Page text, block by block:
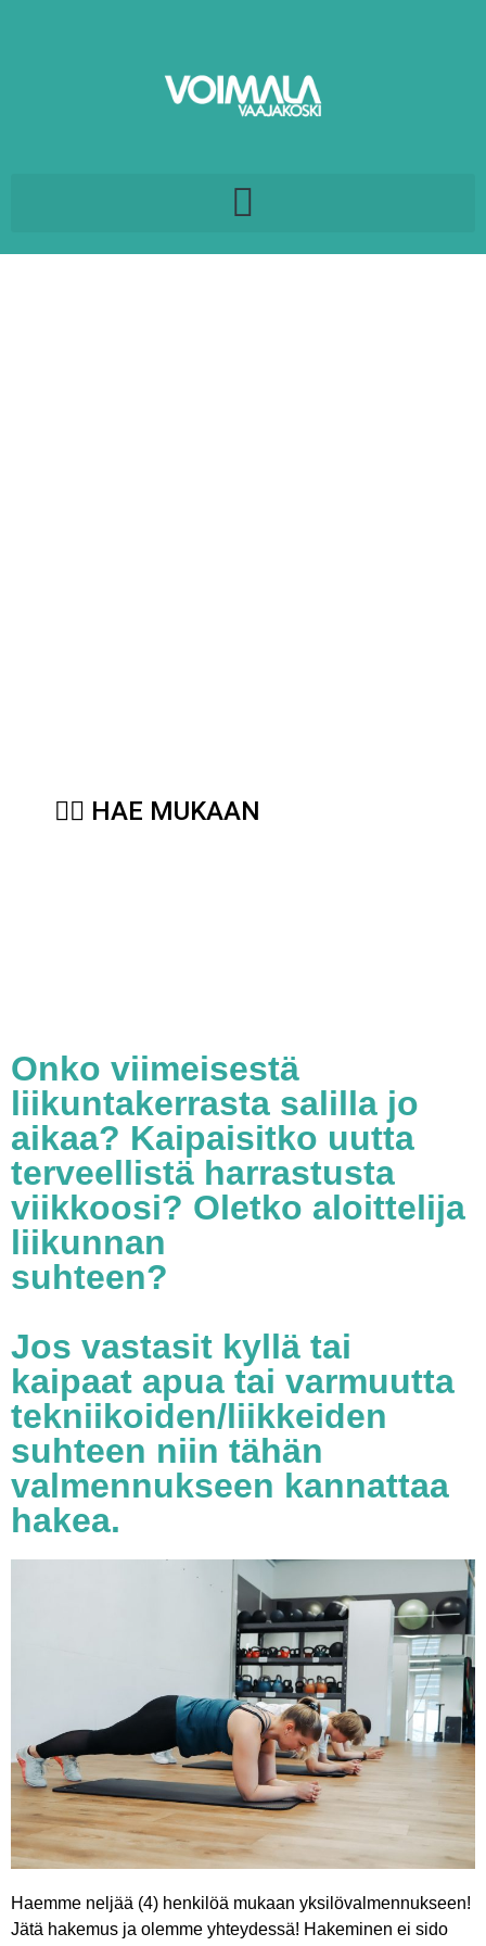
👍🏻 HAE MUKAAN
Onko viimeisestä
liikuntakerrasta salilla jo
aikaa? Kaipaisitko uutta
terveellistä harrastusta
viikkoosi? Oletko aloittelija
liikunnan
suhteen?
Jos vastasit kyllä tai
kaipaat apua tai varmuutta
tekniikoiden/liikkeiden
suhteen niin tähän
valmennukseen kannattaa
hakea.
Haemme neljää (4) henkilöä mukaan yksilövalmennukseen!
Jätä hakemus ja olemme yhteydessä! Hakeminen ei sido